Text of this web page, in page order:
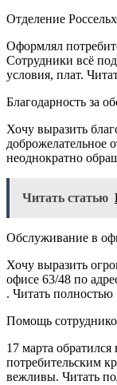
Отделение
Оформлял
Сотрудники всё
условия, плат.
Благодарность за
Хочу выразить
неоднократно
Читать статью
Обслуживание в
Хочу выразить
офисе 63/48 по
. Читать полностью
Помощь
17 марта обратился
потребительским
вежливы. Читать